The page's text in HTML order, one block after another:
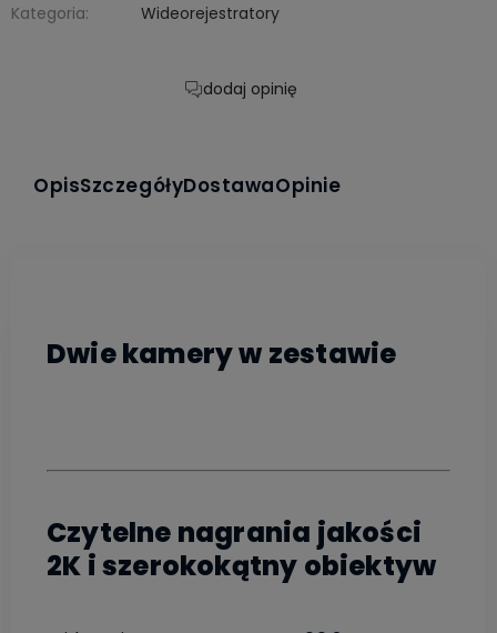
Kategoria:
Wideorejestratory
dodaj opinię
OpisSzczegółyDostawaOpinie
Dwie kamery w zestawie
Czytelne nagrania jakości
2K i szerokokątny obiektyw